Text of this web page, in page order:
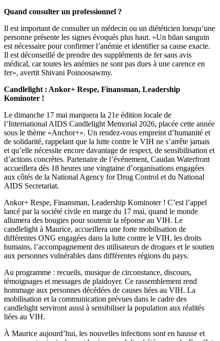
Quand consulter un professionnel ?
Il est important de consulter un médecin ou un diététicien lorsqu’une
personne présente les signes évoqués plus haut. «Un bilan sanguin
est nécessaire pour confirmer l’anémie et identifier sa cause exacte.
Il est déconseillé de prendre des suppléments de fer sans avis
médical, car toutes les anémies ne sont pas dues à une carence en
fer», avertit Shivani Poinoosawmy.
Candlelight : Ankor+ Respe, Finansman, Leadership
Kominoter !
Le dimanche 17 mai marquera la 21e édition locale de
l’International AIDS Candlelight Memorial 2026, placée cette année
sous le thème «Anchor+». Un rendez-vous empreint d’humanité et
de solidarité, rappelant que la lutte contre le VIH ne s’arrête jamais
et qu’elle nécessite encore davantage de respect, de sensibilisation et
d’actions concrètes. Partenaire de l’événement, Caudan Waterfront
accueillera dès 18 heures une vingtaine d’organisations engagées
aux côtés de la National Agency for Drug Control et du National
AIDS Secretariat.
Ankor+ Respe, Finansman, Leadership Kominoter ! C’est l’appel
lancé par la société civile en marge du 17 mai, quand le monde
allumera des bougies pour soutenir la réponse au VIH. Le
candlelight à Maurice, accueillera une forte mobilisation de
différentes ONG engagées dans la lutte contre le VIH, les droits
humains, l’accompagnement des utilisateurs de drogues et le soutien
aux personnes vulnérables dans différentes régions du pays.
Au programme : recueils, musique de circonstance, discours,
témoignages et messages de plaidoyer. Ce rassemblement rend
hommage aux personnes décédées de causes liées au VIH. La
mobilisation et la communication prévues dans le cadre des
candlelight serviront aussi à sensibiliser la population aux réalités
liées au VIH.
À Maurice aujourd’hui, les nouvelles infections sont en hausse et